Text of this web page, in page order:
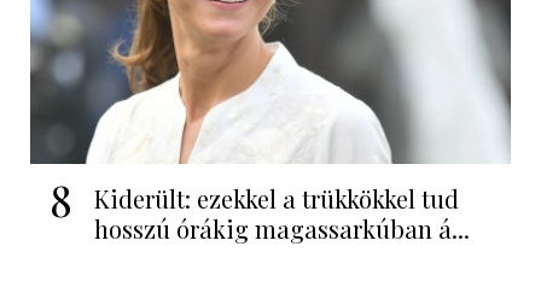
8
Kiderült: ezekkel a trükkökkel tud
hosszú órákig magassarkúban á...